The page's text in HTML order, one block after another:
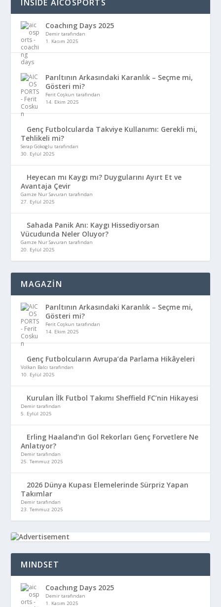
INSIDE AICOSPORTS
Coachıng Days 2025
Demir tarafından
1. Kasım 2025
Parıltının Arkasındaki Karanlık – Seçme mi,
Gösteri mi?
Ferit Coşkun tarafından
14. Ekim 2025
Genç Futbolcularda Takviye Kullanımı: Gerekli mi,
Tehlikeli mi?
Serap Gökoglu tarafından
30. Eylül 2025
Heyecan mı Kaygı mı? Duygularını Ayırt Et ve
Avantaja Çevir
Gamze Nur Savuran tarafından
27. Eylül 2025
Sahada Panik Anı: Kaygı Hissediyorsan
Vücudunda Neler Oluyor?
Gamze Nur Savuran tarafından
20. Eylül 2025
MAGAZİN
Parıltının Arkasındaki Karanlık – Seçme mi,
Gösteri mi?
Ferit Coşkun tarafından
14. Ekim 2025
Genç Futbolcuların Avrupa’da Parlama Hikâyeleri
Volkan Balcı tarafından
10. Eylül 2025
Kurulan İlk Futbol Takımı Sheffield FC’nin Hikayesi
Demir tarafından
5. Eylül 2025
Erling Haaland’ın Gol Rekorları Genç Forvetlere Ne
Anlatıyor?
Demir tarafından
25. Temmuz 2025
2026 Dünya Kupası Elemelerinde Sürpriz Yapan
Takımlar
Demir tarafından
23. Temmuz 2025
MINDSET
Coachıng Days 2025
Demir tarafından
1. Kasım 2025